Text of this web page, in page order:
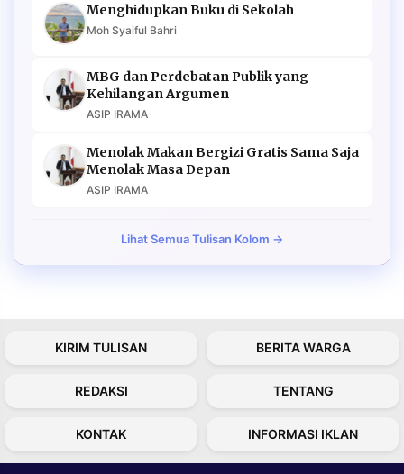
Menghidupkan Buku di Sekolah
Moh Syaiful Bahri
MBG dan Perdebatan Publik yang
Kehilangan Argumen
ASIP IRAMA
Menolak Makan Bergizi Gratis Sama Saja
Menolak Masa Depan
ASIP IRAMA
Lihat Semua Tulisan Kolom →
KIRIM TULISAN BERITA WARGA
REDAKSI TENTANG
KONTAK INFORMASI IKLAN